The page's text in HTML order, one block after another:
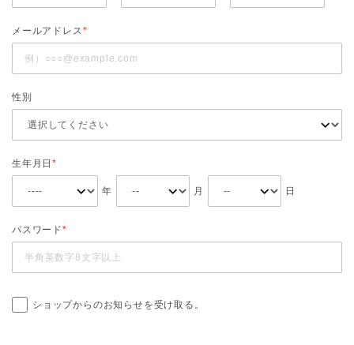
メールアドレス*
性別
生年月日*
年 月 日
パスワード*
ショップからのお知らせを受け取る。